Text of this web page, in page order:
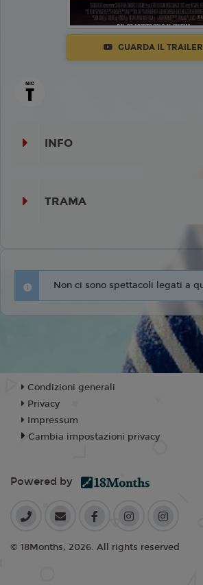
GUARDA IL TRAILER
INFO
TRAMA
Non ci sono spettacoli legati a
Condizioni generali
Privacy
Impressum
Cambia impostazioni privacy
Powered by
© 18Months, 2026. All rights reserved